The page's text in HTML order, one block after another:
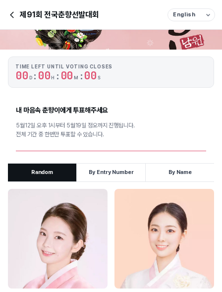
제91회 전국춘향선발대회
TIME LEFT UNTIL VOTING CLOSES
00 D: 00 H : 00 M : 00 S
내 마음속 춘향이에게 투표해주세요
5월12일 오후 1시부터 5월19일 정오까지 진행됩니다.
전체 기간 중 한번만 투표할 수 있습니다.
Random By Entry Number By Name